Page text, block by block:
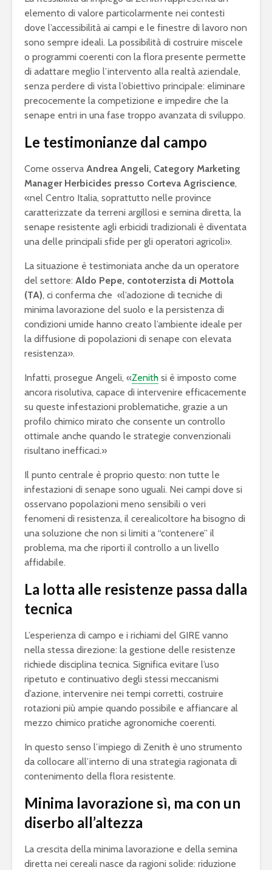
elemento di valore particolarmente nei contesti
dove l’accessibilità ai campi e le finestre di lavoro non
sono sempre ideali. La possibilità di costruire miscele
o programmi coerenti con la flora presente permette
di adattare meglio l’intervento alla realtà aziendale,
senza perdere di vista l’obiettivo principale: eliminare
precocemente la competizione e impedire che la
senape entri in una fase troppo avanzata di sviluppo.
Le testimonianze dal campo
Come osserva Andrea Angeli, Category Marketing
Manager Herbicides presso Corteva Agriscience,
«nel Centro Italia, soprattutto nelle province
caratterizzate da terreni argillosi e semina diretta, la
senape resistente agli erbicidi tradizionali è diventata
una delle principali sfide per gli operatori agricoli».
La situazione è testimoniata anche da un operatore
del settore: Aldo Pepe, contoterzista di Mottola
(TA), ci conferma che «l’adozione di tecniche di
minima lavorazione del suolo e la persistenza di
condizioni umide hanno creato l’ambiente ideale per
la diffusione di popolazioni di senape con elevata
resistenza».
Infatti, prosegue Angeli, «Zenith si è imposto come
ancora risolutiva, capace di intervenire efficacemente
su queste infestazioni problematiche, grazie a un
profilo chimico mirato che consente un controllo
ottimale anche quando le strategie convenzionali
risultano inefficaci.»
Il punto centrale è proprio questo: non tutte le
infestazioni di senape sono uguali. Nei campi dove si
osservano popolazioni meno sensibili o veri
fenomeni di resistenza, il cerealicoltore ha bisogno di
una soluzione che non si limiti a “contenere” il
problema, ma che riporti il controllo a un livello
affidabile.
La lotta alle resistenze passa dalla
tecnica
L’esperienza di campo e i richiami del GIRE vanno
nella stessa direzione: la gestione delle resistenze
richiede disciplina tecnica. Significa evitare l’uso
ripetuto e continuativo degli stessi meccanismi
d’azione, intervenire nei tempi corretti, costruire
rotazioni più ampie quando possibile e affiancare al
mezzo chimico pratiche agronomiche coerenti.
In questo senso l’impiego di Zenith è uno strumento
da collocare all’interno di una strategia ragionata di
contenimento della flora resistente.
Minima lavorazione sì, ma con un
diserbo all’altezza
La crescita della minima lavorazione e della semina
diretta nei cereali nasce da ragioni solide: riduzione